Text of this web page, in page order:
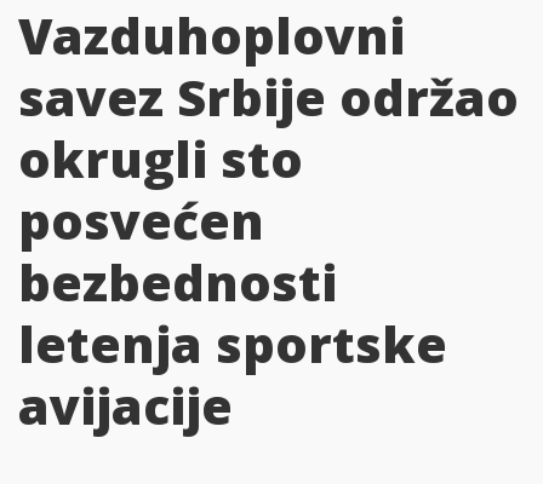
Vazduhoplovni
savez Srbije održao
okrugli sto
posvećen
bezbednosti
letenja sportske
avijacije